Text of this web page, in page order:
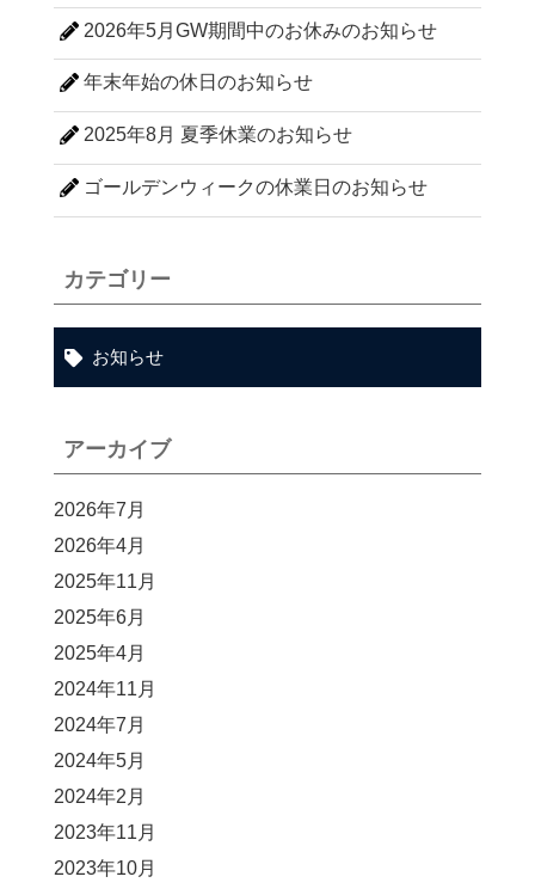
2026年5月GW期間中のお休みのお知らせ
年末年始の休日のお知らせ
2025年8月 夏季休業のお知らせ
ゴールデンウィークの休業日のお知らせ
カテゴリー
お知らせ
アーカイブ
2026年7月
2026年4月
2025年11月
2025年6月
2025年4月
2024年11月
2024年7月
2024年5月
2024年2月
2023年11月
2023年10月